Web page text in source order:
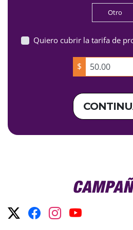
Otro
Quiero cubrir la tarifa de
$